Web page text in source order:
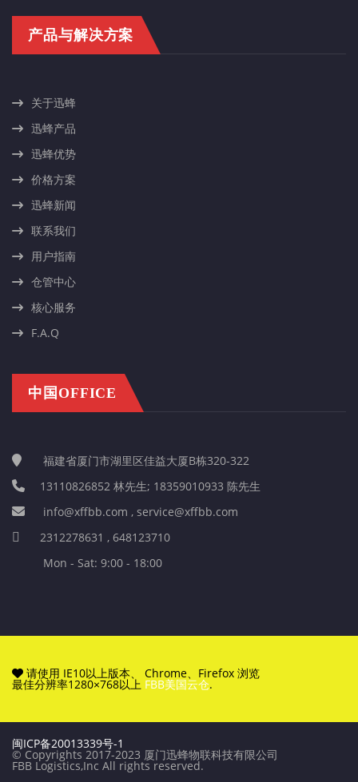
产品与解决方案
关于迅蜂
迅蜂产品
迅蜂优势
价格方案
迅蜂新闻
联系我们
用户指南
仓管中心
核心服务
F.A.Q
中国OFFICE
福建省厦门市湖里区佳益大厦B栋320-322
13110826852 林先生; 18359010933 陈先生
info@xffbb.com , service@xffbb.com
2312278631 , 648123710
Mon - Sat: 9:00 - 18:00
请使用 IE10以上版本、 Chrome、Firefox 浏览
最佳分辨率1280×768以上 FBB美国云仓.
闽ICP备20013339号-1
© Copyrights 2017-2023 厦门迅蜂物联科技有限公司
FBB Logistics,Inc All rights reserved.